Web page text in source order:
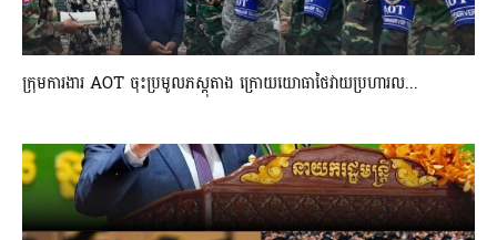
ក្រុមការងារ AOT ចុះប្រមូលភស្តុតាង ក្រោយយោធាថៃវាយប្រហារល...